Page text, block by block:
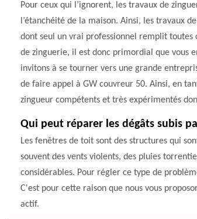
Pour ceux qui l’ignorent, les travaux de
l’étanchéité de la maison. Ainsi, les travaux
dont seul un vrai professionnel remplit toutes
de zinguerie, il est donc primordial que vous
invitons à se tourner vers une grande
de faire appel à GW couvreur 50. Ainsi, en
zingueur compétents et très expérimentés
Qui peut réparer les dégâts subis
Les fenêtres de toit sont des structures qui
souvent des vents violents, des pluies
considérables. Pour régler ce type de
C'est pour cette raison que nous vous
actif.